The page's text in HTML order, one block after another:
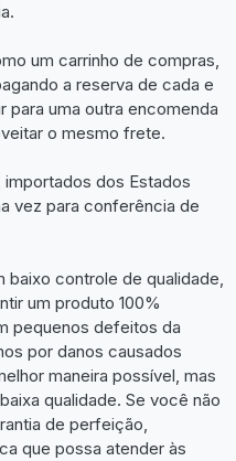
um carrinho de compras,
a reserva de cada e
uma outra encomenda
o mesmo frete.
dos Estados
vez para conferência de
baixo controle de qualidade,
um produto 100%
pequenos defeitos da
por danos causados
maneira possível, mas
qualidade. Se você não
de perfeição,
que possa atender às